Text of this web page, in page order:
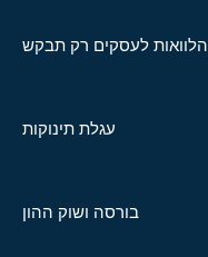
הלוואות לעסקים רק תבקש
עגלת תינוקות
בורסה ושוק ההון